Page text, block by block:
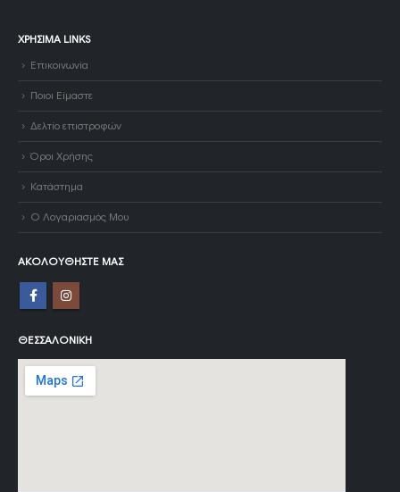
ΧΡΉΣΙΜΑ LINKS
Επικοινωνία
Ποιοι Είμαστε
Δελτίο επιστροφών
Όροι Χρήσης
Κατάστημα
Ο Λογαριασμός Μου
ΑΚΟΛΟΥΘΉΣΤΕ ΜΑΣ
ΘΕΣΣΑΛΟΝΊΚΗ